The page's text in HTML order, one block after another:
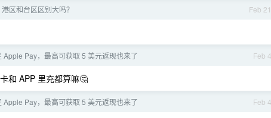
Feb 21
区和台区区别大吗？
Feb 4
Apple Pay，最高可获取 5 美元返现也来了
和 APP 里充都算嘛🤔
Feb 4
Apple Pay，最高可获取 5 美元返现也来了